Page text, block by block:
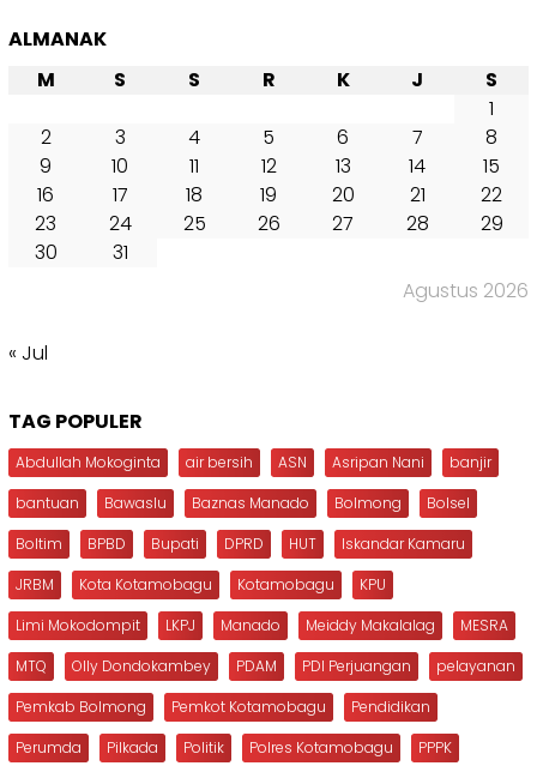
ALMANAK
Agustus 2026
M S S R K J
S
1
2
3 4 5 6 7
8
9
10 11 12 13 14
15
16
17 18 19 20 21
22
23
24 25 26 27 28
29
30
31
« Jul
TAG POPULER
Abdullah Mokoginta air bersih ASN Asripan Nani
banjir
bantuan
Bawaslu Baznas Manado Bolmong
Bolsel
Boltim
BPBD Bupati DPRD HUT
Iskandar Kamaru
JRBM
Kota Kotamobagu Kotamobagu
KPU
Limi Mokodompit
LKPJ Manado Meiddy Makalalag
MESRA
MTQ
Olly Dondokambey PDAM PDI Perjuangan
pelayanan
Pemkab Bolmong
Pemkot Kotamobagu
Pendidikan
Perumda
Pilkada Politik Polres Kotamobagu
PPPK